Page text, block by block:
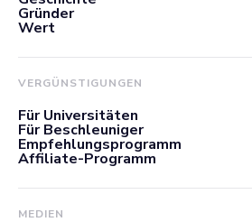
Gründer
Wert
VERGÜNSTIGUNGEN
Für Universitäten
Für Beschleuniger
Empfehlungsprogramm
Affiliate-Programm
MEDIEN